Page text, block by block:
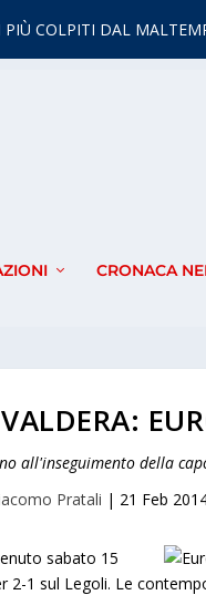
COLPITI DAL
CRONACA
all'inseguimento della
Pratali | 21 Feb
sabato 15
2-1 sul Legoli. Le